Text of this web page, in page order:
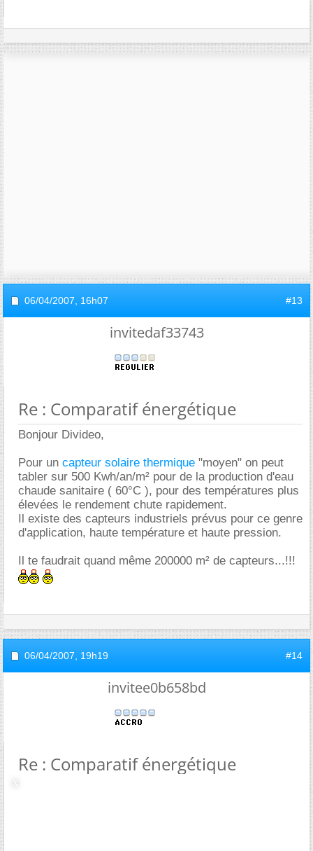
06/04/2007, 16h07 #13
invitedaf33743
Re : Comparatif énergétique
Bonjour Divideo,
Pour un capteur solaire thermique "moyen" on peut
tabler sur 500 Kwh/an/m² pour de la production d'eau
chaude sanitaire ( 60°C ), pour des températures plus
élevées le rendement chute rapidement.
Il existe des capteurs industriels prévus pour ce genre
d'application, haute température et haute pression.
Il te faudrait quand même 200000 m² de capteurs...!!!
06/04/2007, 19h19 #14
invitee0b658bd
Re : Comparatif énergétique